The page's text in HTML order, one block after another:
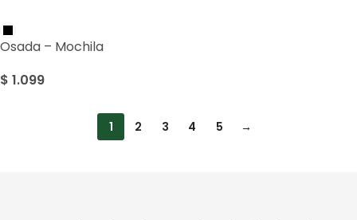
Osada – Mochila
$ 1.099
1 2 3 4 5 →